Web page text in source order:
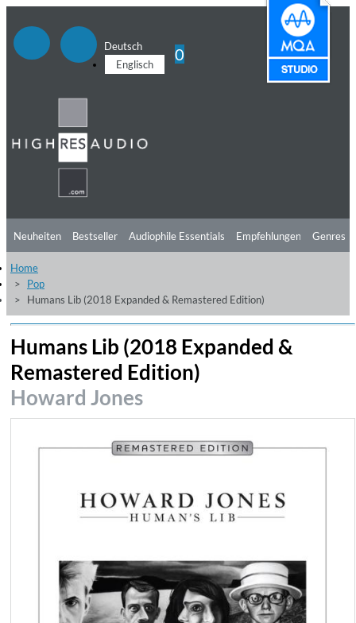
Deutsch
Englisch
0
Neuheiten Bestseller Audiophile Essentials Empfehlungen
Hörtipps
Videos
Genres
Home
Pop
Humans Lib (2018 Expanded & Remastered Edition)
Humans Lib (2018 Expanded &
Remastered Edition)
Howard Jones